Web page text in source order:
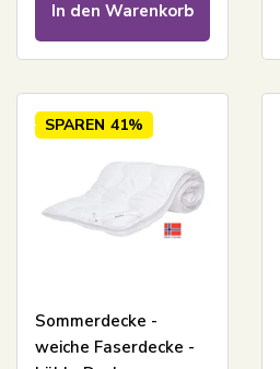
In den Warenkorb
SPAREN 41%
Sommerdecke -
weiche Faserdecke -